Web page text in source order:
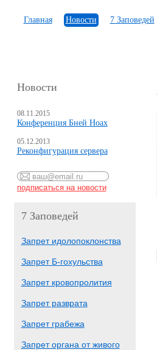
Главная Новости 7 Заповедей
Новости
08.11.2015
Конференция Бней Ноах
05.12.2013
Реконфигурация сервера
7 Заповедей
Запрет идолопоклонства
Запрет Б-гохульства
Запрет кровопролития
Запрет разврата
Запрет грабежа
Запрет органа от живого